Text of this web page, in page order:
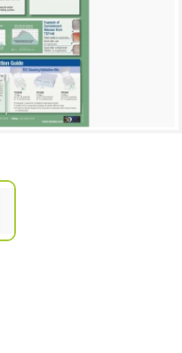
代理品牌
型錄下載
FAQ